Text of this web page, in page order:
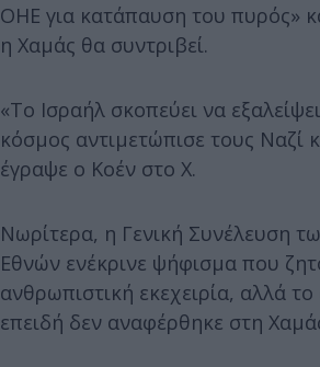
ΟΗΕ για κατάπαυση του πυρός»
η Χαμάς θα συντριβεί.
«Το Ισραήλ σκοπεύει να
κόσμος αντιμετώπισε τους Ναζί
έγραψε ο Κοέν στο X.
Νωρίτερα, η Γενική Συνέλευση
Εθνών ενέκρινε ψήφισμα που
ανθρωπιστική εκεχειρία, αλλά
επειδή δεν αναφέρθηκε στη